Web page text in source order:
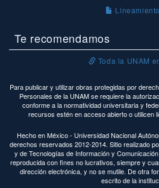
Te recomendamos
Toda la UNAM
Para publicar y utilizar obras protegidas por
Personales de la UNAM se requiere la
conforme a la normatividad universitaria y
recursos estén en acceso abierto o utilicen
Hecho en México - Universidad Nacional
derechos reservados 2012-2014. Sitio realizado
y de Tecnologías de Información y
reproducida con fines no lucrativos, siempre y
dirección electrónica, y no se mutile. De otra
escrito de la